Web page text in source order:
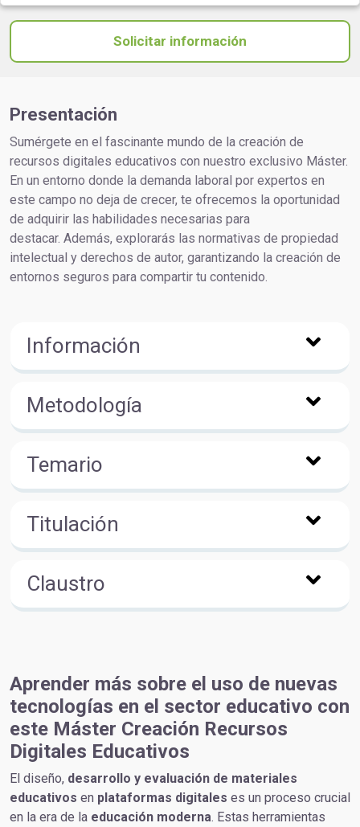
Solicitar información
Presentación
Sumérgete en el fascinante mundo de la creación de
recursos digitales educativos con nuestro exclusivo Máster.
En un entorno donde la demanda laboral por expertos en
este campo no deja de crecer, te ofrecemos la oportunidad
de adquirir las habilidades necesarias para
destacar. Además, explorarás las normativas de propiedad
intelectual y derechos de autor, garantizando la creación de
entornos seguros para compartir tu contenido.
Información
Metodología
Temario
Titulación
Claustro
Aprender más sobre el uso de nuevas
tecnologías en el sector educativo con
este Máster Creación Recursos
Digitales Educativos
El diseño, desarrollo y evaluación de materiales
educativos en plataformas digitales es un proceso crucial
en la era de la educación moderna. Estas herramientas